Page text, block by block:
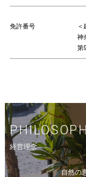
免許番号
＜
神
第
経営理念
自然の